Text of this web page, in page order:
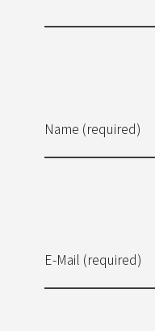
Name (required)
E-Mail (required)